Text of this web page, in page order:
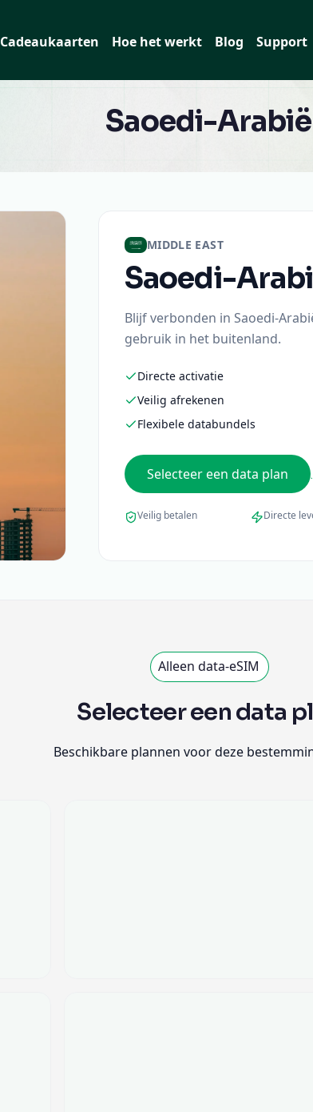
Cadeaukaarten Hoe het werkt Blog Support
Saoedi-Arabië
MIDDLE EAST
Saoedi-
Blijf verbonden in Saoedi-
gebruik in het buitenland.
Directe activatie
Veilig afrekenen
Flexibele databundels
Selecteer een data plan
Veilig betalen Directe
Alleen data-eSIM
Selecteer een data
Beschikbare plannen voor deze